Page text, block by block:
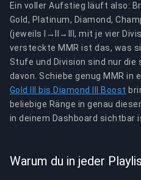
Ein voller Aufstieg läuft also:
Gold, Platinum, Diamond,
(jeweils I→II→III, mit je vier
versteckte MMR ist das, was
Stufe und Division sind nur
davon. Schiebe genug MMR in
Gold III bis Diamond III Boost
beliebige Ränge in genau
in deinem Dashboard sichtbar
Warum du in jeder